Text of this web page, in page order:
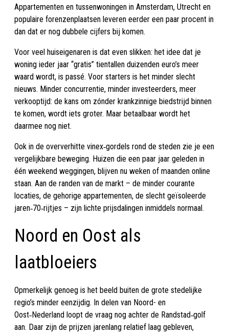
Appartementen en tussenwoningen in Amsterdam, Utrecht en
populaire forenzenplaatsen leveren eerder een paar procent in
dan dat er nog dubbele cijfers bij komen.
Voor veel huiseigenaren is dat even slikken: het idee dat je
woning ieder jaar “gratis” tientallen duizenden euro’s meer
waard wordt, is passé. Voor starters is het minder slecht
nieuws. Minder concurrentie, minder investeerders, meer
verkooptijd: de kans om zónder krankzinnige biedstrijd binnen
te komen, wordt iets groter. Maar betaalbaar wordt het
daarmee nog niet.
Ook in de oververhitte vinex‑gordels rond de steden zie je een
vergelijkbare beweging. Huizen die een paar jaar geleden in
één weekend weggingen, blijven nu weken of maanden online
staan. Aan de randen van de markt – de minder courante
locaties, de gehorige appartementen, de slecht geïsoleerde
jaren‑70‑rijtjes – zijn lichte prijsdalingen inmiddels normaal.
Noord en Oost als
laatbloeiers
Opmerkelijk genoeg is het beeld buiten de grote stedelijke
regio’s minder eenzijdig. In delen van Noord- en
Oost‑Nederland loopt de vraag nog achter de Randstad‑golf
aan. Daar zijn de prijzen jarenlang relatief laag gebleven,